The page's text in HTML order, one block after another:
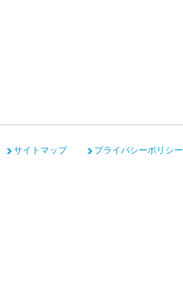
サイトマップ プライバシーポリシー